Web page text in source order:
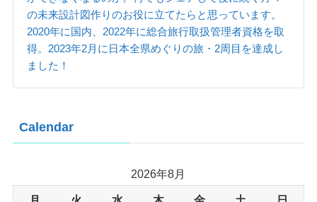
の未来設計図作りのお役に立てたらと思っています。
2020年に国内、2022年に総合旅行取扱管理者資格を取
得。2023年2月に日本全県めぐりの旅・2周目を達成し
ました！
Calendar
2026年8月